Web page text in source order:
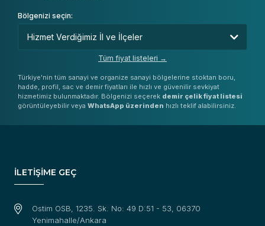
Bölgenizi seçin:
Tüm fiyat listeleri →
Türkiye'nin tüm sanayi ve organize sanayi bölgelerine stoktan boru,
hadde, profil, sac ve demir fiyatları ile hızlı ve güvenilir sevkiyat
hizmetimiz bulunmaktadır. Bölgenizi seçerek demir çelik fiyat listesi
görüntüleyebilir veya WhatsApp üzerinden hızlı teklif alabilirsiniz.
İLETİŞİME GEÇ
Ostim OSB, 1235. Sk. No: 49 D:51 - 53, 06370
Yenimahalle/Ankara